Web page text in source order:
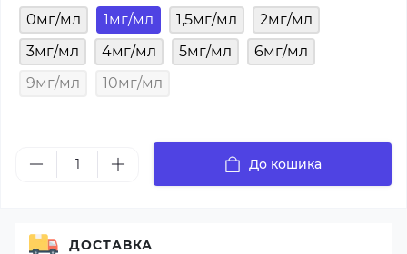
0мг/мл
1мг/мл 1,5мг/мл
2мг/мл
3мг/мл
4мг/мл 5мг/мл
6мг/мл
9мг/мл
10мг/мл
До кошика
ДОСТАВКА